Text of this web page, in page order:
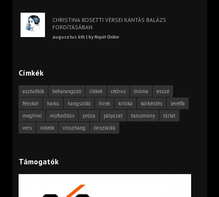
CHRISTINA ROSETTI VERSEI KÁNTÁS BALÁZS
FORDÍTÁSÁBAN
augusztus 6th | byNapút Online
Címkék
asztalfiók beharangozó cikkek cédrus dráma
esszé
fénykör
haiku hangszóló hírek kritika körkérdés
levélfa
meghívó
műfordítás próza pályázat tanulmány
tárlat
vers
videók visszhang önszócikk
Támogatók